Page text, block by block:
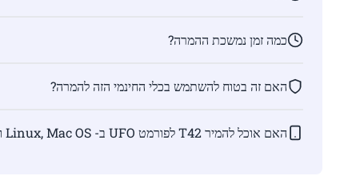
כמה זמן נמשכת ההמרה?
האם זה בטוח להשתמש בכלי החינמי הזה להמרה?
האם אוכל להמיר T42 לפורמט UFO ב- Linux, Mac OS ו / או Android?